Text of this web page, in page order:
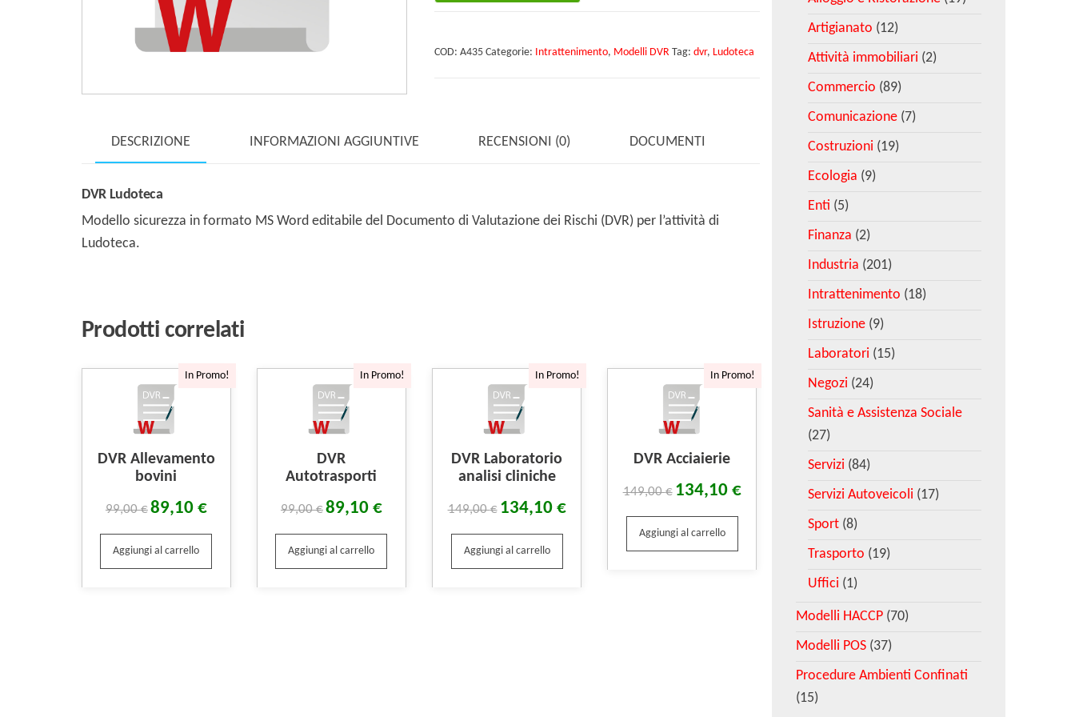
COD: A435 Categorie: Intrattenimento, Modelli DVR Tag: dvr, Ludoteca
DESCRIZIONE INFORMAZIONI AGGIUNTIVE RECENSIONI (0) DOCUMENTI
DVR Ludoteca
Modello sicurezza in formato MS Word editabile del Documento di Valutazione dei Rischi (DVR) per l’attività di
Ludoteca.
Prodotti correlati
In Promo!
DVR Allevamento
bovini
99,00€89,10 €
Aggiungi al carrello
In Promo!
DVR
Autotrasporti
99,00€89,10 €
Aggiungi al carrello
In Promo!
DVR Laboratorio
analisi cliniche
149,00€ 134,10 €
Aggiungi al carrello
In Promo!
DVR Acciaierie
149,00€ 134,10 €
Aggiungi al carrello
Artigianato (12)
Attività immobiliari (2)
Commercio (89)
Comunicazione (7)
Costruzioni (19)
Ecologia (9)
Enti (5)
Finanza (2)
Industria (201)
Intrattenimento (18)
Istruzione (9)
Laboratori (15)
Negozi (24)
Sanità e Assistenza Sociale
(27)
Servizi (84)
Servizi Autoveicoli (17)
Sport (8)
Trasporto (19)
Uffici (1)
Modelli HACCP (70)
Modelli POS (37)
Procedure Ambienti Confinati
(15)